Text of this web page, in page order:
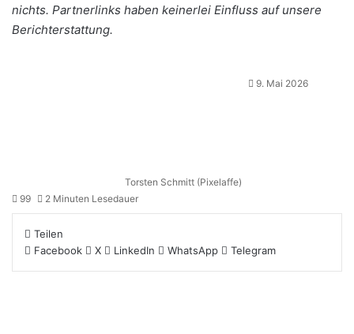
nichts. Partnerlinks haben keinerlei Einfluss auf unsere
Berichterstattung.
Torsten Schmitt (Pixelaffe)
9. Mai 2026
99 2 Minuten Lesedauer
Teilen
Facebook
X LinkedIn WhatsApp Telegram